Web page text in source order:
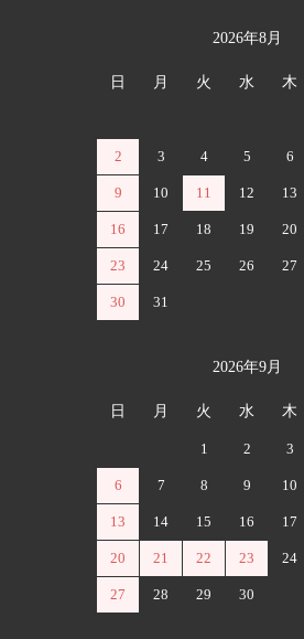
2026年8月
日 月 火 水 木
2 3 4 5 6
9 10 11 12 13
16 17 18 19 20
23 24 25 26 27
30 31
2026年9月
日 月 火 水 木
1 2 3
6 7 8 9 10
13 14 15 16 17
20 21 22 23 24
27 28 29 30